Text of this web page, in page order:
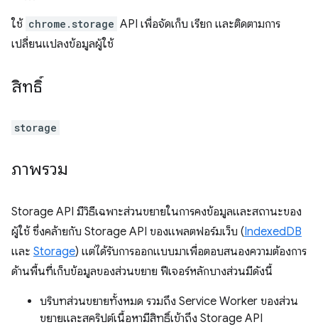
ใช้ chrome.storage API เพื่อจัดเก็บ เรียก และติดตามการ
เปลี่ยนแปลงข้อมูลผู้ใช้
สิทธิ์
storage
ภาพรวม
Storage API มีวิธีเฉพาะส่วนขยายในการคงข้อมูลและสถานะของ
ผู้ใช้ ซึ่งคล้ายกับ Storage API ของแพลตฟอร์มเว็บ (IndexedDB
และ Storage) แต่ได้รับการออกแบบมาเพื่อตอบสนองความต้องการ
ด้านพื้นที่เก็บข้อมูลของส่วนขยาย ฟีเจอร์หลักบางส่วนมีดังนี้
บริบทส่วนขยายทั้งหมด รวมถึง Service Worker ของส่วน
ขยายและสคริปต์เนื้อหามีสิทธิ์เข้าถึง Storage API